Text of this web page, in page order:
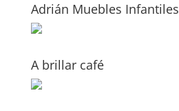
Adrián Muebles Infantiles
A brillar café